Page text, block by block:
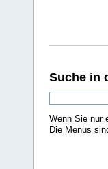
Suche in
Wenn Sie nur
Die Menüs